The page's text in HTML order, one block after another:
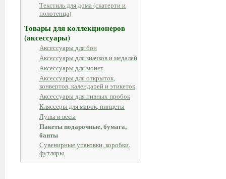
Текстиль для дома (скатерти и
полотенца)
Товары для коллекционеров
(аксессуары)
Аксессуары для бон
Аксессуары для значков и медалей
Аксессуары для монет
Аксессуары для открыток,
конвертов, календарей и этикеток
Аксессуары для пивных пробок
Кляссеры для марок, пинцеты
Лупы и весы
Пакеты подарочные, бумага,
банты
Сувенирные упаковки, коробки,
футляры